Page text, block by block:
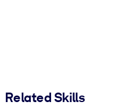
Related Skills